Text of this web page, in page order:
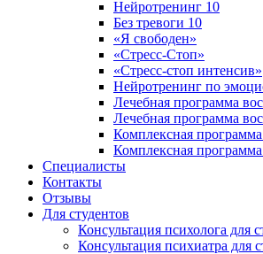
Нейротренинг 10
Без тревоги 10
«Я свободен»
«Стресс-Стоп»
«Стресс-стоп интенсив»
Нейротренинг по
Лечебная программа
Лечебная программа
Комплексная
Комплексная
Специалисты
Контакты
Отзывы
Для студентов
Консультация психолога для
Консультация психиатра для